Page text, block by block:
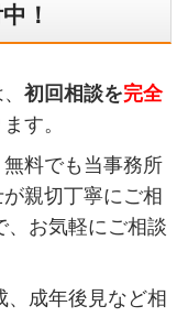
！
、初回相談を完全
す。
無料でも当事務所
親切丁寧にご相
、お気軽にご相談
成年後見など相